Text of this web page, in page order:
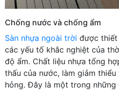
Chống nước và chống ẩm
Sàn nhựa ngoài trời được
các yếu tố khắc nghiệt của
độ ẩm. Chất liệu nhựa tổng
thấu của nước, làm giảm
hỏng. Đây là một trong những